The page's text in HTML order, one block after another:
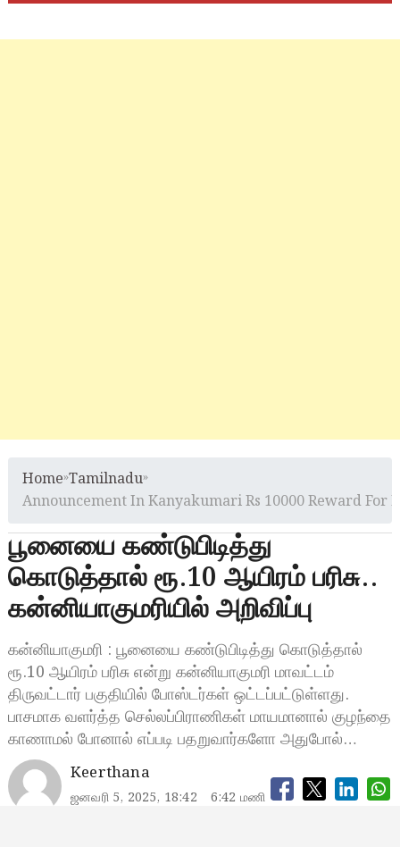
Home»Tamilnadu»
Announcement In Kanyakumari Rs 10000 Reward For
பூனையை கண்டுபிடித்து
கொடுத்தால் ரூ.10 ஆயிரம் பரிசு..
கன்னியாகுமரியில் அறிவிப்பு
கன்னியாகுமரி : பூனையை கண்டுபிடித்து கொடுத்தால்
ரூ.10 ஆயிரம் பரிசு என்று கன்னியாகுமரி மாவட்டம்
திருவட்டார் பகுதியில் போஸ்டர்கள் ஒட்டப்பட்டுள்ளது.
பாசமாக வளர்த்த செல்லப்பிராணிகள் மாயமானால் குழந்தை
காணாமல் போனால் எப்படி பதறுவார்களோ அதுபோல்…
Keerthana
ஜனவரி 5, 2025, 18:42 6:42 மணி